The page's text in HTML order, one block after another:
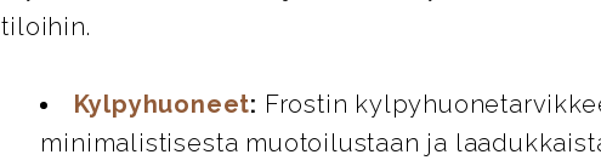
tiloihin.
Kylpyhuoneet: Frostin
minimalistisesta muotoilustaan ja